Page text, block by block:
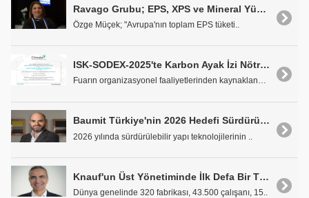
Ravago Grubu; EPS, XPS ve Mineral Yün Çözümleri
Özge Müçek; "Avrupa'nın toplam EPS tüketi..
ISK-SODEX-2025'te Karbon Ayak İzi Nötr Hale Getirildi
Fuarın organizasyonel faaliyetlerinden kaynaklanan..
Baumit Türkiye'nin 2026 Hedefi Sürdürülebilir Büyüme
2026 yılında sürdürülebilir yapı teknolojilerinin ..
Knauf'un Üst Yönetiminde İlk Defa Bir Türk Yönetici
Dünya genelinde 320 fabrikası, 43.500 çalışanı, 15..